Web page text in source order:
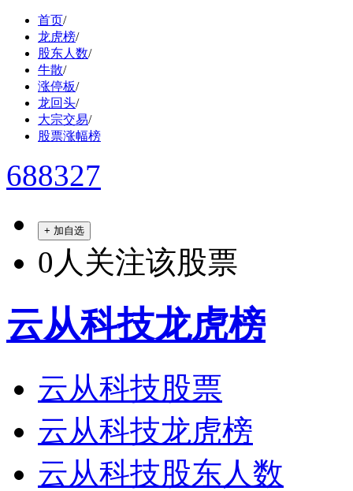
首页/
龙虎榜/
股东人数/
牛散/
涨停板/
龙回头/
大宗交易/
股票涨幅榜
688327
+ 加自选
0 人关注该股票
云从科技龙虎榜
云从科技股票
云从科技龙虎榜
云从科技股东人数